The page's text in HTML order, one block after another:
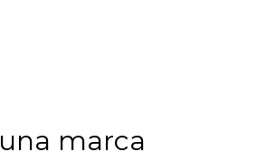
marca